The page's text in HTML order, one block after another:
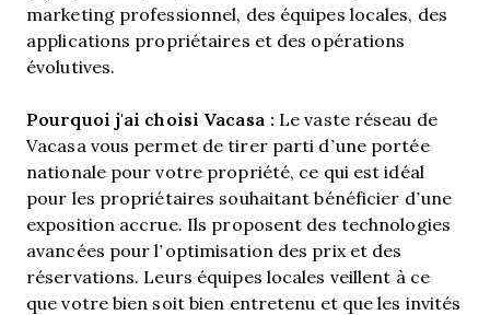
marketing professionnel, des équipes locales, des
applications propriétaires et des opérations
évolutives.
Pourquoi j'ai choisi Vacasa : Le vaste réseau de
Vacasa vous permet de tirer parti d’une portée
nationale pour votre propriété, ce qui est idéal
pour les propriétaires souhaitant bénéficier d’une
exposition accrue. Ils proposent des technologies
avancées pour l’optimisation des prix et des
réservations. Leurs équipes locales veillent à ce
que votre bien soit bien entretenu et que les invités